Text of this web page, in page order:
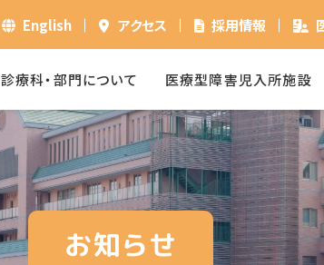
English アクセス 採用情報
診療科・部門について 医療型障害児入所施設
お知らせ